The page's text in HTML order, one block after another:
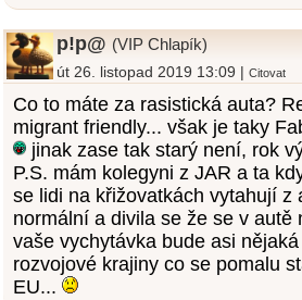
p!p@ (VIP Chlapík)
út 26. listopad 2019 13:09 |Citovat
Co to máte za rasistická auta?
migrant friendly... však je taky
jinak zase tak starý není, rok
P.S. mám kolegyni z JAR a ta
se lidi na křižovatkách vytahují z
normální a divila se že se v autě
vaše vychytávka bude asi
rozvojové krajiny co se pomalu
EU...